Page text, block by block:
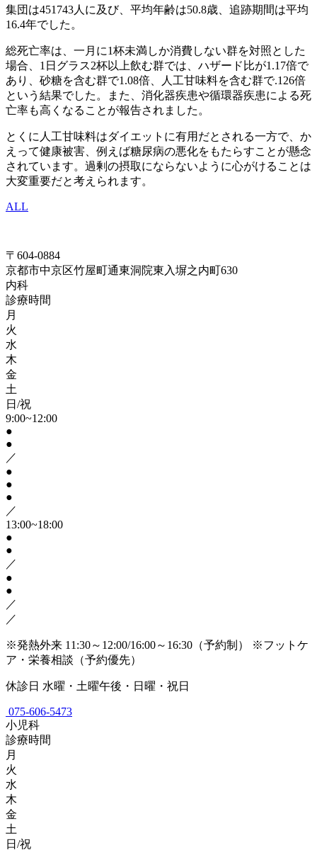
集団は451743人に及び、平均年齢は50.8歳、追跡期間は平均
16.4年でした。
総死亡率は、一月に1杯未満しか消費しない群を対照とした
場合、1日グラス2杯以上飲む群では、ハザード比が1.17倍で
あり、砂糖を含む群で1.08倍、人工甘味料を含む群で.126倍
という結果でした。また、消化器疾患や循環器疾患による死
亡率も高くなることが報告されました。
とくに人工甘味料はダイエットに有用だとされる一方で、か
えって健康被害、例えば糖尿病の悪化をもたらすことが懸念
されています。過剰の摂取にならないように心がけることは
大変重要だと考えられます。
ALL
〒604-0884
京都市中京区竹屋町通東洞院東入塀之内町630
内科
診療時間
月
火
水
木
金
土
日/祝
9:00~12:00
●
●
／
●
●
●
／
13:00~18:00
●
●
／
●
●
／
／
※発熱外来 11:30～12:00/16:00～16:30（予約制）
※フットケ
ア・栄養相談（予約優先）
休診日 水曜・土曜午後・日曜・祝日
075-606-5473
小児科
診療時間
月
火
水
木
金
土
日/祝